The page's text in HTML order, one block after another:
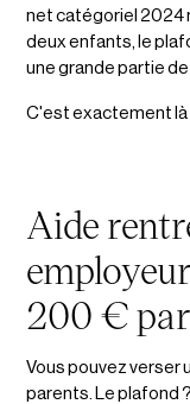
net catégoriel 2024
deux enfants, le
une grande partie de
C'est exactement là
Aide
200 €
Vous pouvez verser
parents. Le plafond